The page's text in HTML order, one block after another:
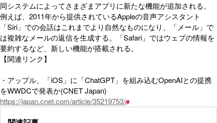
同システムによってさまざまアプリに新たな機能が追加される。
例えば、2011年から提供されているAppleの音声アシスタント
「Siri」での会話はこれまでより自然なものになり、「メール」で
は複雑なメールの返信を生成する。「Safari」ではウェブの情報を
要約するなど、新しい機能が搭載される。
【関連リンク】
・アップル、「iOS」に「ChatGPT」を組み込むOpenAIとの提携
をWWDCで発表か(CNET Japan)
https://japan.cnet.com/article/35219753/